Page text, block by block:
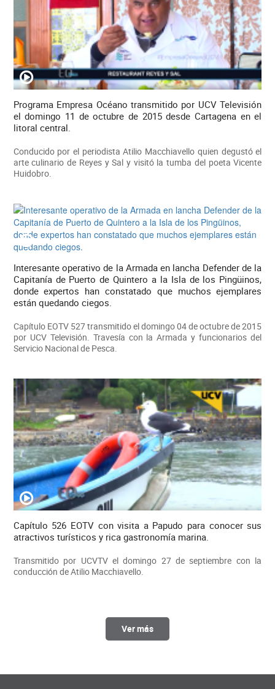
Programa Empresa Océano transmitido por UCV Televisión
el domingo 11 de octubre de 2015 desde Cartagena en el
litoral central.
Conducido por el periodista Atilio Macchiavello quien degustó el
arte culinario de Reyes y Sal y visitó la tumba del poeta Vicente
Huidobro.
Interesante operativo de la Armada en lancha Defender de la
Capitanía de Puerto de Quintero a la Isla de los Pingüinos,
donde expertos han constatado que muchos ejemplares
están quedando ciegos.
Capítulo EOTV 527 transmitido el domingo 04 de octubre de 2015
por UCV Televisión. Travesía con la Armada y funcionarios del
Servicio Nacional de Pesca.
Capítulo 526 EOTV con visita a Papudo para conocer sus
atractivos turísticos y rica gastronomía marina.
Transmitido por UCVTV el domingo 27 de septiembre con la
conducción de Atilio Macchiavello.
Ver más